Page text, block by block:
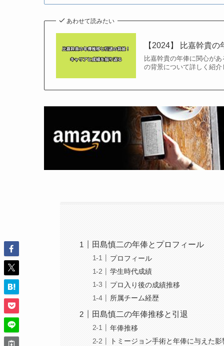
あわせて読みたい
【2024】 比嘉幹貴
比嘉幹貴の年俸に関心が
の背景について詳しく紹
田島慎二の年俸とプロフィール
プロフィール
学生時代成績
プロ入り後の成績推移
所属チーム経歴
田島慎二の年俸推移と引退
年俸推移
トミージョン手術と年俸に与えた影